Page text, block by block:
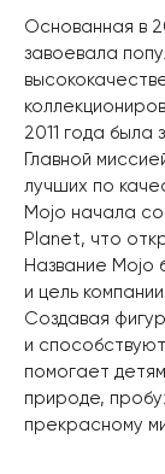
Основанная в
завоевала
2011 года
Главной
лучших по
Mojo начала
Planet, что
Название Mojo
и цель
Создавая
и
помогает
природе,
прекрасному